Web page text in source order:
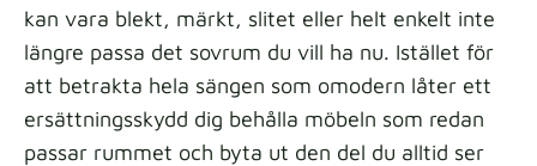
kan vara blekt, märkt, slitet eller helt enkelt inte
längre passa det sovrum du vill ha nu. Istället för
att betrakta hela sängen som omodern låter ett
ersättningsskydd dig behålla möbeln som redan
passar rummet och byta ut den del du alltid ser